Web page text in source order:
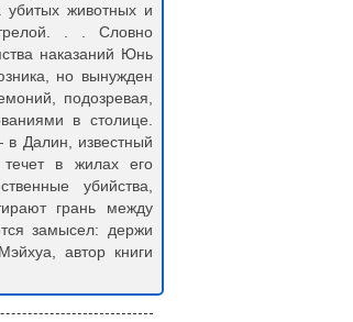
убитых животных и
. . Словно
наказаний Юнь
но вынужден
подозревая,
в столице.
в Далин, известный
в жилах его
убийства,
грань между
замысел: держи
автор книги